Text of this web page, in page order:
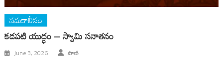
సమకాలీనం
కడపటి యుద్ధం – స్వామి సనాతనం
June 3, 2026 పాణి